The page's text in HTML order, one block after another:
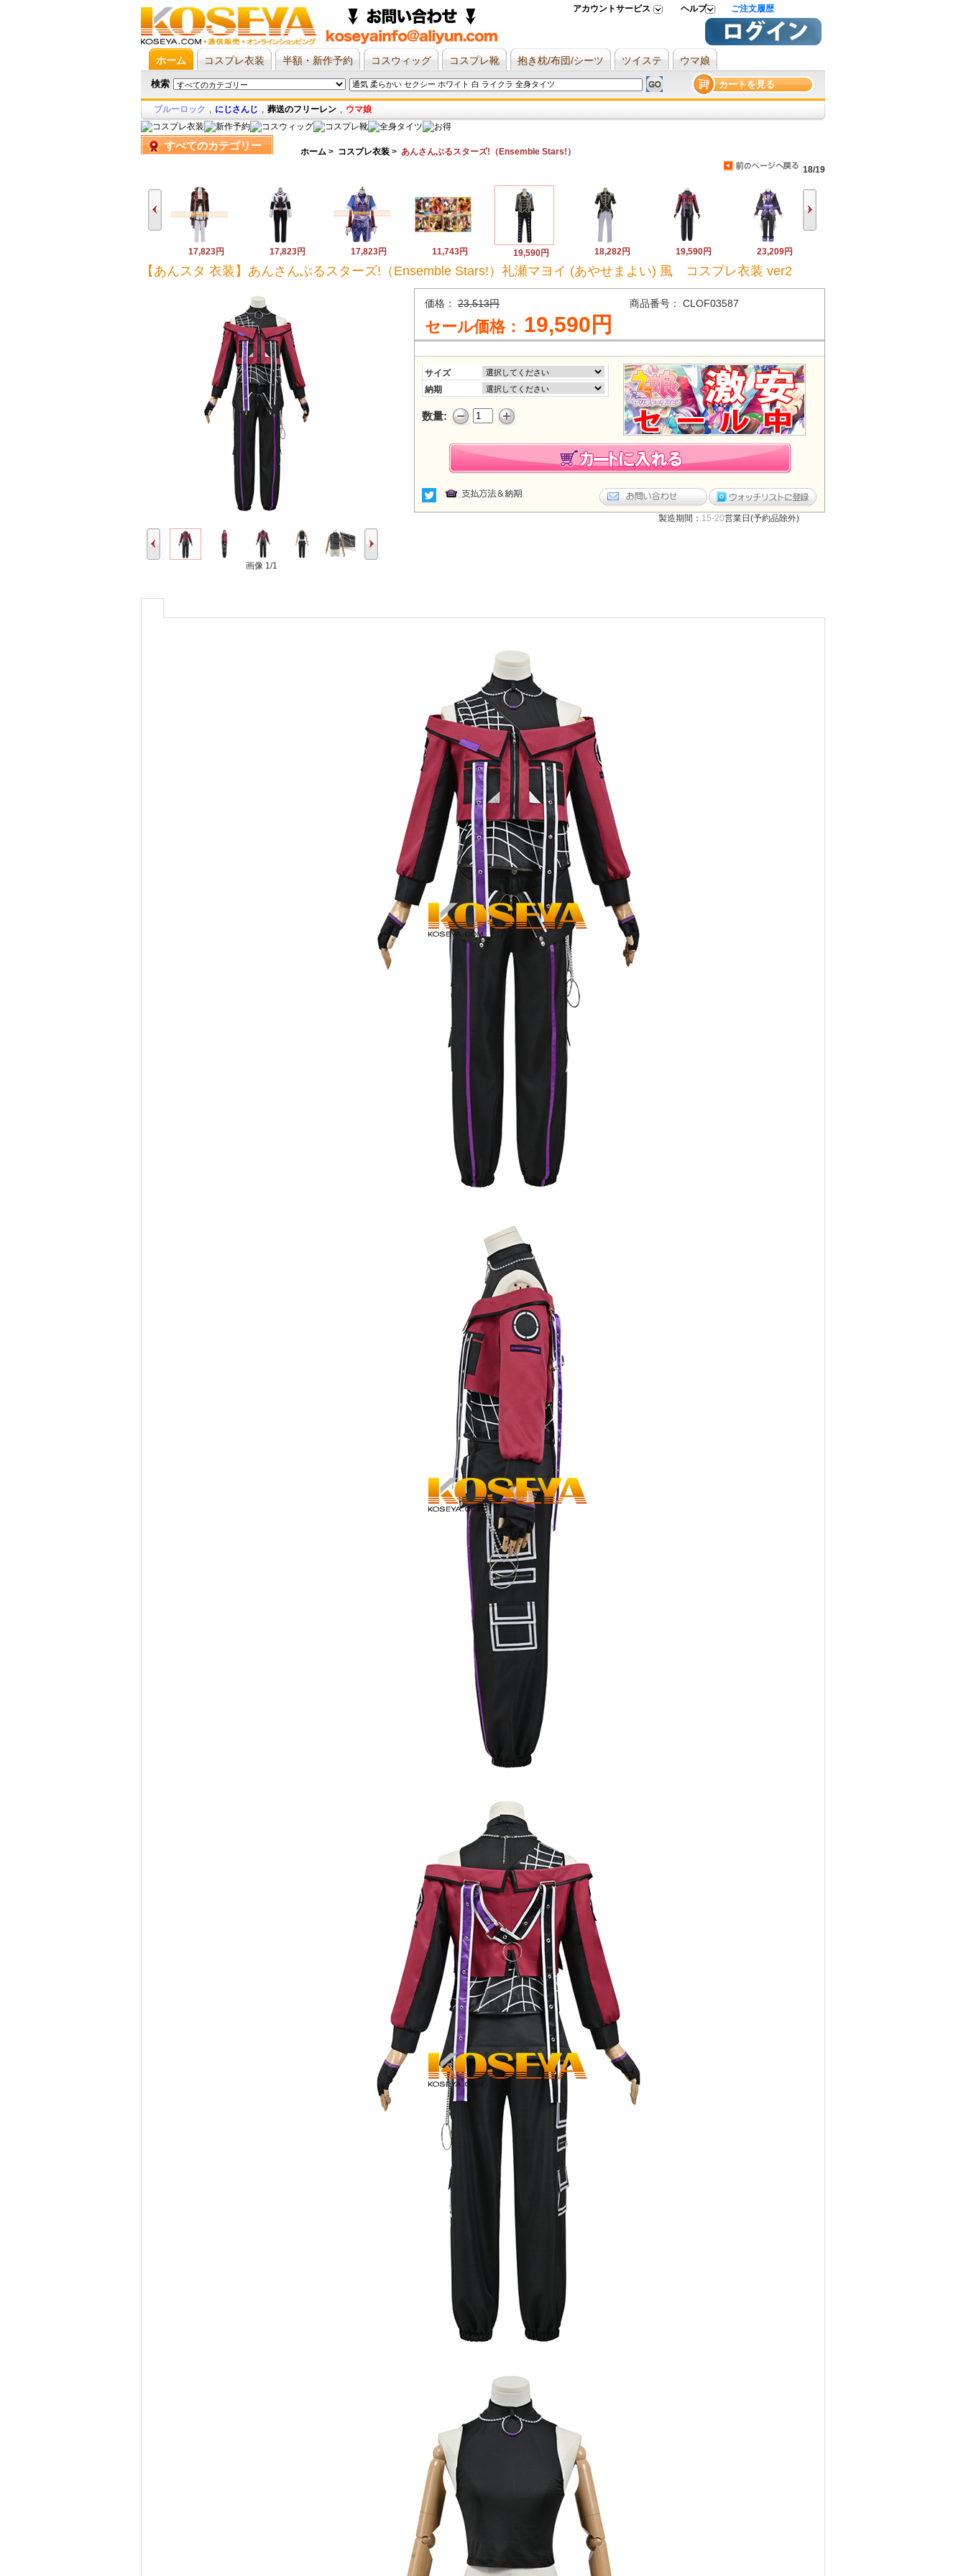
アカウントサービス ヘルプ ご注文履歴
ホーム コスプレ衣装 半額・新作予約 コスウィッグ コスプレ靴 抱き枕/布団/シーツ ツイステ ウマ娘
検索 カートを見る
ブルーロック , にじさんじ , 葬送のフリーレン , ウマ娘
すべてのカテゴリー ホーム > コスプレ衣装 > あんさんぶるスターズ!（Ensemble Stars!）
18/19
17,823円 17,823円 17,823円 11,743円 19,590円 18,282円 19,590円 23,209円
【あんスタ 衣装】あんさんぶるスターズ!（Ensemble Stars!）礼瀬マヨイ (あやせまよい) 風 コスプレ衣装 ver2
画像 1/1
価格： 23,513円 商品番号： CLOF03587
セール価格： 19,590円
サイズ
納期
数量:
製造期間： 15-20営業日(予約品除外)